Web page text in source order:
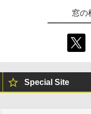
整
き
窓の
Special Site